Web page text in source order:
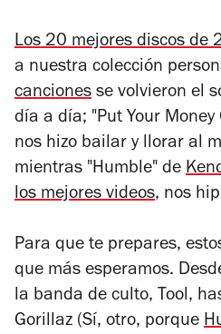
Los 20 mejores discos de
a nuestra colección
canciones se volvieron el
día a día; "Put Your Money
nos hizo bailar y llorar al
mientras "Humble" de
los mejores videos, nos
Para que te prepares,
que más esperamos.
la banda de culto, Tool,
Gorillaz (Sí, otro, porque